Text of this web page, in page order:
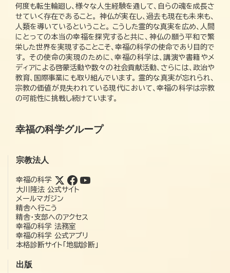
何度も転生輪廻し、様々な人生経験を通して、自らの魂を成長さ
せていく存在であること。 神仏が実在し、過去も現在も未来も、
人類を導いているということ。 こうした霊的な真実を広め、人間
にとっての本当の幸福を探究すると共に、神仏の願う平和で繁
栄した世界を実現することこそ、幸福の科学の使命であり目的で
す。 その使命の実現のために、幸福の科学は、講演や書籍やメ
ディアによる啓蒙活動や数々の社会貢献活動、さらには、政治や
教育、国際事業にも取り組んでいます。 霊的な真実が忘れられ、
宗教の価値が見失われている現代において、幸福の科学は宗教
の可能性に挑戦し続けています。
幸福の科学グループ
宗教法人
幸福の科学
大川隆法 公式サイト
メールマガジン
精舎へ行こう
精舎・支部へのアクセス
幸福の科学 法務室
幸福の科学 公式アプリ
本格診断サイト「地獄診断」
出版